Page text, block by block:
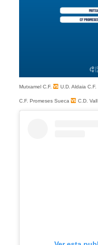
Mutxamel C.F. U.D. Aldaia C.F.
C.F. Promeses Sueca C.D. Vall